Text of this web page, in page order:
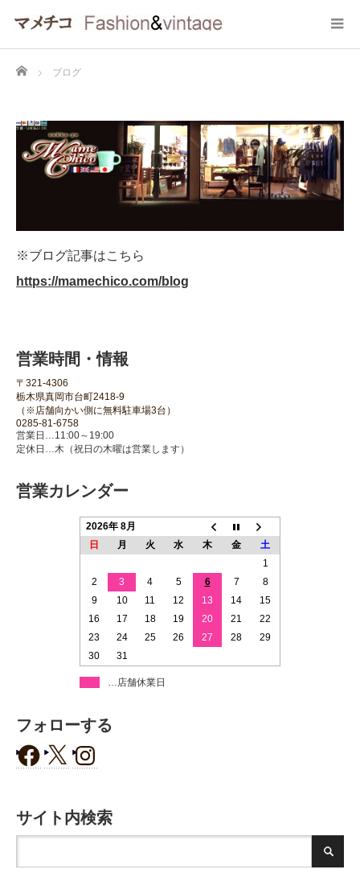
Home ブログ
※ブログ記事はこちら
https://mamechico.com/blog
営業時間・情報
〒321-4306
栃木県真岡市台町2418-9
（※店舗向かい側に無料駐車場3台）
0285-81-6758
営業日…11:00～19:00
定休日…木（祝日の木曜は営業します）
営業カレンダー
2026年 8月
日
月 火 水 木 金
土
1
2
3 4 5 6 7
8
9
10 11 12 13 14
15
16
17 18 19 20 21
22
23
24 25 26 27 28
29
30
31
…店舗休業日
フォローする
サイト内検索